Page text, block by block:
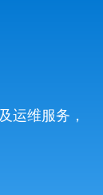
运维服务，